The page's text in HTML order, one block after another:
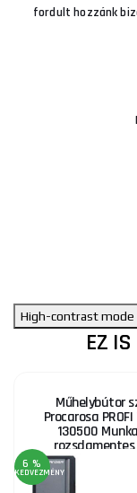
fordult hozzánk
High-contrast mode
EZ IS
Műhelybútor
Procarosa PROFI
130500
6 %
KEDVEZMÉNY